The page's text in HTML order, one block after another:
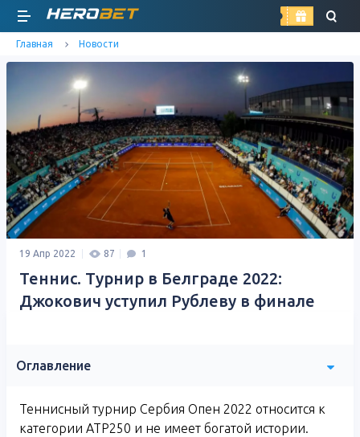
найти
Главная Новости
19 Апр 2022 87 1
Теннис. Турнир в Белграде 2022:
Джокович уступил Рублеву в финале
Оглавление
Теннисный турнир Сербия Опен 2022 относится к
категории ATP250 и не имеет богатой истории.